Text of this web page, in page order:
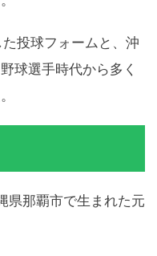
投球フォームと、沖
球選手時代から多く
県那覇市で生まれた元